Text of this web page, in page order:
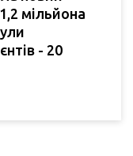
мільйона
- 20